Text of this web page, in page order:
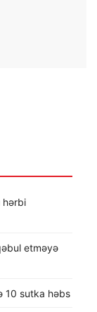
hərbi
etməyə
10 sutka həbs